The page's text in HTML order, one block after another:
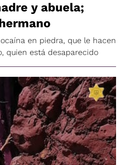
y abuela;
en piedra, que le hacen
quien está desaparecido